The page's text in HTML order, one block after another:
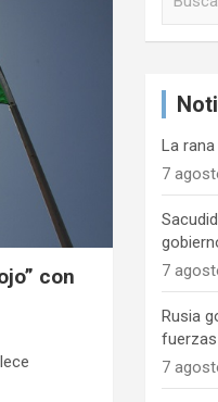
con
La
7
7
Rusia
7